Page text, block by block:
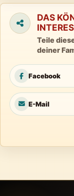
DAS
Teile
deiner
Facebook
E-Mail